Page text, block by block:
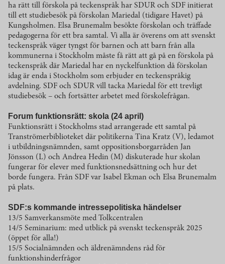
ha rätt till förskola på teckenspråk har SDUR och SDF initierat
till ett studiebesök på förskolan Mariedal (tidigare Havet) på
Kungsholmen. Elsa Brunemalm besökte förskolan och träffade
pedagogerna för ett bra samtal. Vi alla är överens om att svenskt
teckenspråk väger tyngst för barnen och att barn från alla
kommunerna i Stockholm måste få rätt att gå på en förskola på
teckenspråk där Mariedal har en nyckelfunktion då förskolan
idag är enda i Stockholm som erbjuder en teckenspråkig
avdelning. SDF och SDUR vill tacka Mariedal för ett trevligt
studiebesök – och fortsätter arbetet med förskolefrågan.
Forum funktionsrätt: skola (24 april)
Funktionsrätt i Stockholms stad arrangerade ett samtal på
Tranströmerbiblioteket där politikerna Tina Kratz (V), ledamot
i utbildningsnämnden, samt oppositionsborgarråden Jan
Jönsson (L) och Andrea Hedin (M) diskuterade hur skolan
fungerar för elever med funktionsnedsättning och hur det
borde fungera. Från SDF var Isabel Ekman och Elsa Brunemalm
på plats.
SDF:s kommande intressepolitiska händelser
13/5 Samverkansmöte med Tolkcentralen
14/5 Seminarium: med utblick på svenskt teckenspråk 2025
(öppet för alla!)
15/5 Socialnämnden och äldrenämndens råd för
funktionshinderfrågor